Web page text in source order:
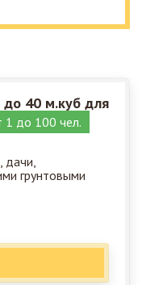
до 40 м.куб для
1 до 100 чел.
дачи,
грунтовыми